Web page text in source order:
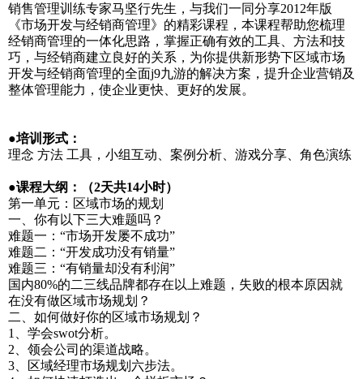
销售管理训练专家马坚行先生，与我们一同分享2012年版
《市场开发与经销商管理》的精彩课程，本课程帮助您梳理
经销商管理的一体化思路，掌握正确有效的工具、方法和技
巧，与经销商建立良好的关系，为你提供新形势下区域市场
开发与经销商管理的全面j9九游的解决方案，提升企业营销及
整体管理能力，使企业更快、更好的发展。
●培训形式：
理念 方法 工具，小组互动、案例分析、游戏分享、角色演练
●课程大纲：（2天共14小时）
第一单元：区域市场的规划
一、你有以下三大难题吗？
难题一：“市场开发屡不成功”
难题二：“开发成功没有销量”
难题三：“有销量却没有利润”
国内80%的二三线品牌都存在以上难题，失败的根本原因就
在没有做区域市场规划？
二、如何做好你的区域市场规划？
1、学会swot分析。
2、领会公司的渠道战略。
3、区域经理市场规划六步法。